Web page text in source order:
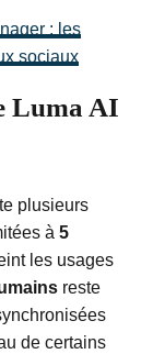
: les
sociaux
Luma AI
plusieurs
à 5
les usages
reste
de certains